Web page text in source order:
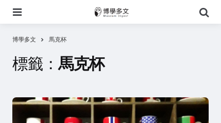
尋
博學多文 馬克杯
標籤： 馬克杯